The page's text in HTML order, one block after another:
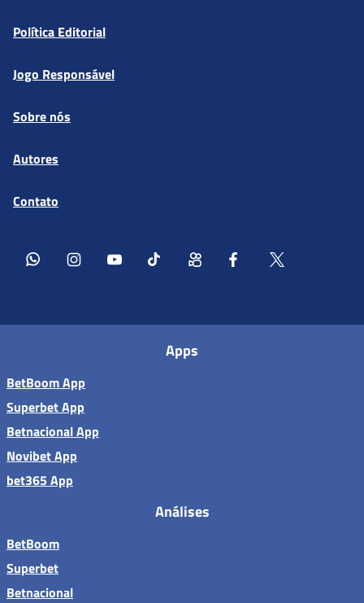
Política Editorial
Jogo Responsável
Sobre nós
Autores
Contato
Apps
BetBoom App
Superbet App
Betnacional App
Novibet App
bet365 App
Análises
BetBoom
Superbet
Betnacional